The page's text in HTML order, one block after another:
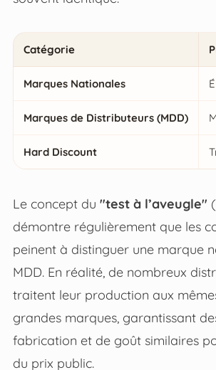
Catégorie
Marques Nationales
Marques de Distributeurs (MDD)
Hard Discount
Le concept du "test à l’aveugle"
démontre régulièrement que les
peinent à distinguer une marque
MDD. En réalité, de nombreux
traitent leur production aux
grandes marques, garantissant
fabrication et de goût similaires
du prix public.